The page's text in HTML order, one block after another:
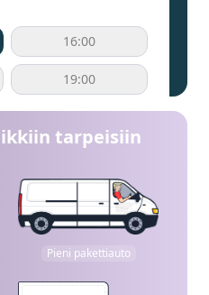
16:00
19:00
tarpeisiin
Pieni pakettiauto